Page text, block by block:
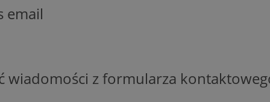
email
wiadomości z formularza
Okres